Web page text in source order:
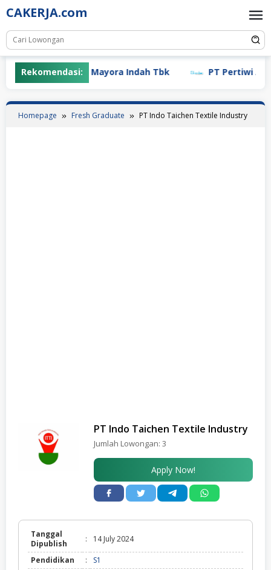
Skip
to
content
CAKERJA.com
Rekomendasi:PT Mayora Indah Tbk PT Pertiwi Agung
Homepage Fresh Graduate PT Indo Taichen Textile Industry
PT Indo Taichen Textile Industry
Jumlah Lowongan: 3
Apply Now!
Tanggal
Dipublish
: 14 July 2024
Pendidikan : S1